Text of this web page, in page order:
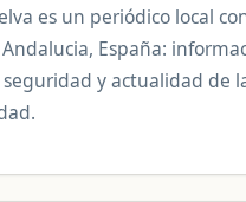
es un periódico local
España:
y actualidad de